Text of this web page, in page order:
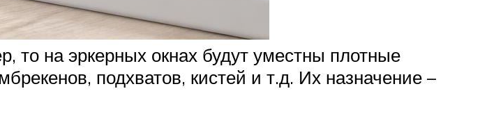
то на эркерных окнах будут уместны плотные
подхватов, кистей и т.д. Их назначение –